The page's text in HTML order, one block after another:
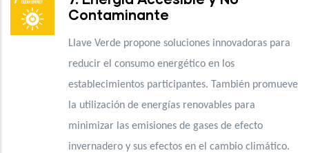
Contaminante
Llave Verde propone soluciones innovadoras para
reducir el consumo energético en los
establecimientos participantes. También promueve
la utilización de energías renovables para
minimizar las emisiones de gases de efecto
invernadero y sus efectos en el cambio climático.